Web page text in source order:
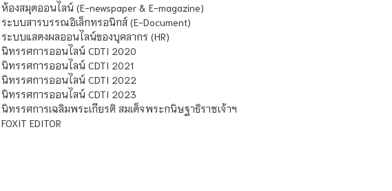
ห้องสมุดออนไลน์ (E-newspaper & E-magazine)
ระบบสารบรรณอิเล็กทรอนิกส์ (E-Document)
ระบบแสดงผลออนไลน์ของบุคลากร (HR)
นิทรรศการออนไลน์ CDTI 2020
นิทรรศการออนไลน์ CDTI 2021
นิทรรศการออนไลน์ CDTI 2022
นิทรรศการออนไลน์ CDTI 2023
นิทรรศการเฉลิมพระเกียรติ สมเด็จพระกนิษฐาธิราชเจ้าฯ
FOXIT EDITOR